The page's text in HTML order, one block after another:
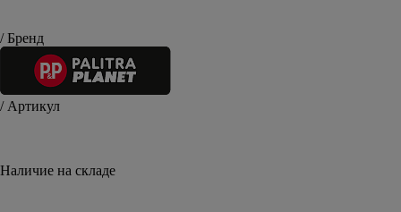
/ Бренд
/ Артикул
Наличие на складе